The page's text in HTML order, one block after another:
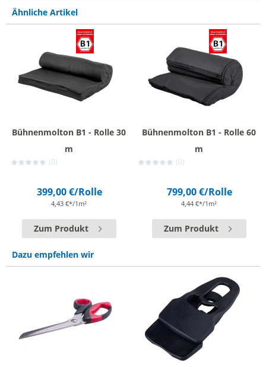
Ähnliche Artikel
Bühnenmolton B1 - Rolle 30
m
(0)
399,00 €/Rolle
4,43 €*/1m²
Zum Produkt
Bühnenmolton B1 - Rolle 60
m
(0)
799,00 €/Rolle
4,44 €*/1m²
Zum Produkt
Dazu empfehlen wir